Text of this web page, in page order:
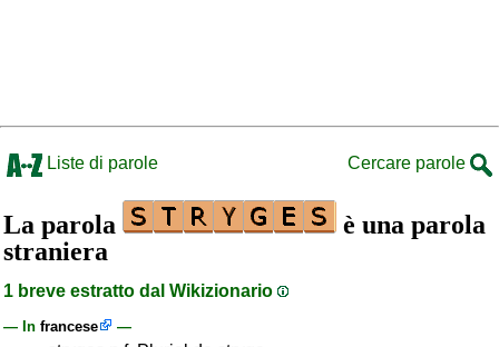
Liste di parole Cercare parole
La parola
è una parola
straniera
1 breve estratto dal Wikizionario
— In francese —